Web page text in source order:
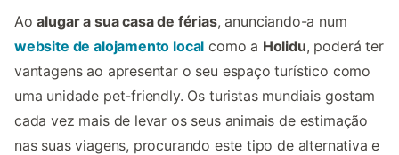
Aoalugar a sua casa de férias, anunciando-a num
website de alojamento local como a Holidu, poderá ter
vantagens ao apresentar o seu espaço turístico como
uma unidade pet-friendly. Os turistas mundiais gostam
cada vez mais de levar os seus animais de estimação
nas suas viagens, procurando este tipo de alternativa e